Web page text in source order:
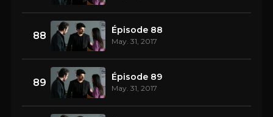
88 Épisode 88
May. 31, 2017
89 Épisode 89
May. 31, 2017